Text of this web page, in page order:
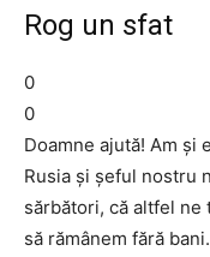
Rog un sfat
0
0
Doamne ajută! Am şi
Rusia şi şeful nostru
sărbători, că altfel ne
să rămânem fără